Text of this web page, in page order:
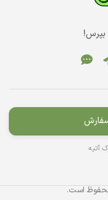
بپرس!
آتیه
است.